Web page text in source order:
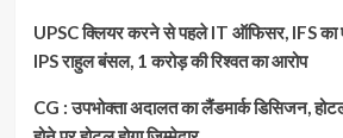
UPSC क्लियर करने से पहले IT ऑफिसर, IFS का
IPS राहुल बंसल, 1 करोड़ की रिश्वत का आरोप
CG : उपभोक्ता अदालत का लैंडमार्क डिसिजन,